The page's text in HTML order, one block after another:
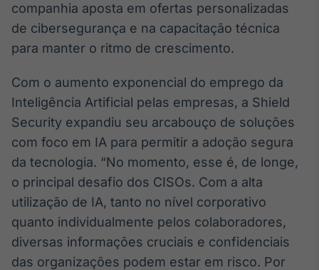
Datafeed
APIs para
integração de
Broadcast
Ticker
Cotações e
notícias
Widgets
Componentes
para conteúdos e
companhia aposta em ofertas personalizadas
de cibersegurança e na capacitação técnica
para manter o ritmo de crescimento.
Com o aumento exponencial do emprego da
Inteligência Artificial pelas empresas, a Shield
Security expandiu seu arcabouço de soluções
com foco em IA para permitir a adoção segura
da tecnologia. “No momento, esse é, de longe,
o principal desafio dos CISOs. Com a alta
utilização de IA, tanto no nível corporativo
quanto individualmente pelos colaboradores,
diversas informações cruciais e confidenciais
das organizações podem estar em risco. Por